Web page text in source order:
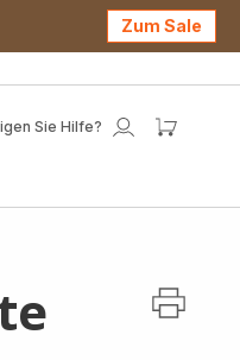
Zum Sale
Sie Hilfe?
Mein